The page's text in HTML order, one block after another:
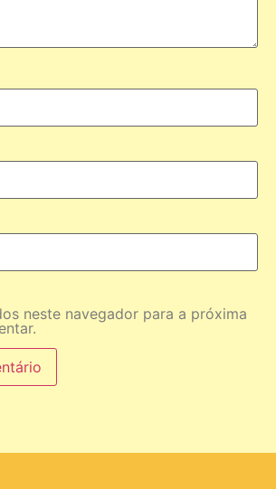
neste navegador para a próxima